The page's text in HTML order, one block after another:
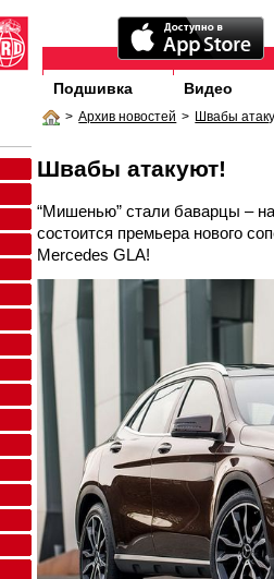
Подшивка Видео
> Архив новостей > Швабы
Швабы атакуют!
“Мишенью” стали баварцы –
состоится премьера нового
Mercedes GLA!